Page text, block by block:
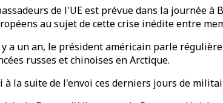
de l'UE est prévue dans la journée
au sujet de cette crise inédite entre
a un an, le président américain parle
russes et chinoises en Arctique.
à la suite de l'envoi ces derniers jours de